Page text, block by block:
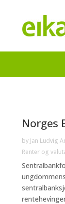
Norges
by Jan Ludvig
Renter og